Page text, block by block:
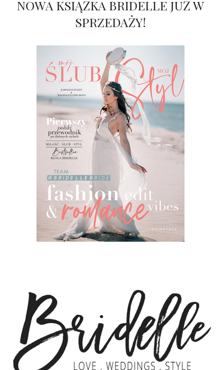
NOWA KSIĄŻKA BRIDELLE JUŻ W
SPRZEDAŻY!